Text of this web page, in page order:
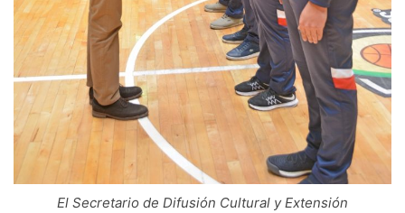
El Secretario de Difusión Cultural y Extensión